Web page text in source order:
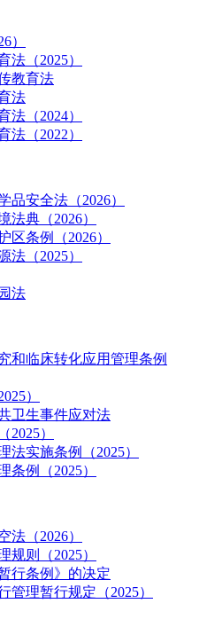
）
法（2025）
教育法
法
法（2024）
法（2022）
品安全法（2026）
法典（2026）
区条例（2026）
法（2025）
法
和临床转化应用管理条例
）
卫生事件应对法
2025）
法实施条例（2025）
条例（2025）
法（2026）
规则（2025）
行条例》的决定
管理暂行规定（2025）